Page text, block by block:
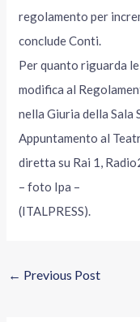
regolamento per
conclude Conti.
Per quanto riguarda
modifica al
nella Giuria della Sala
Appuntamento al
diretta su Rai 1,
– foto Ipa –
(ITALPRESS).
← Previous Post